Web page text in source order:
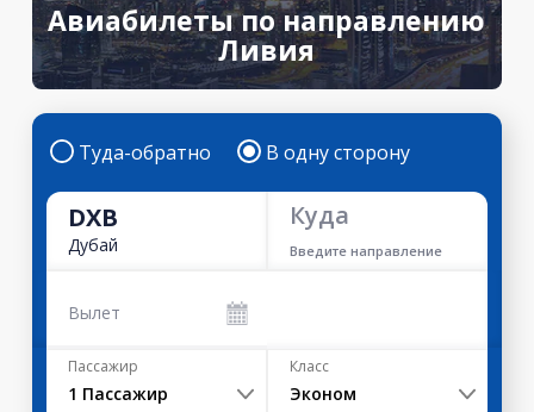
Авиабилеты по направлению
Ливия
Туда-обратно В одну сторону
DXB
Дубай
Куда
Введите направление
Вылет
Пассажир
1 Пассажир
Класс
Эконом